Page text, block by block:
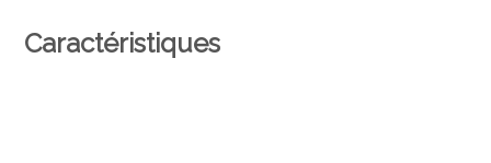
Caractéristiques